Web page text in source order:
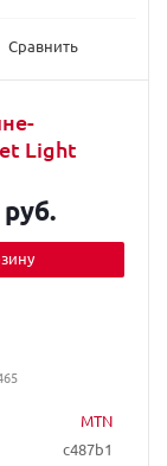
Сравнить
Light
MTN
c487b1